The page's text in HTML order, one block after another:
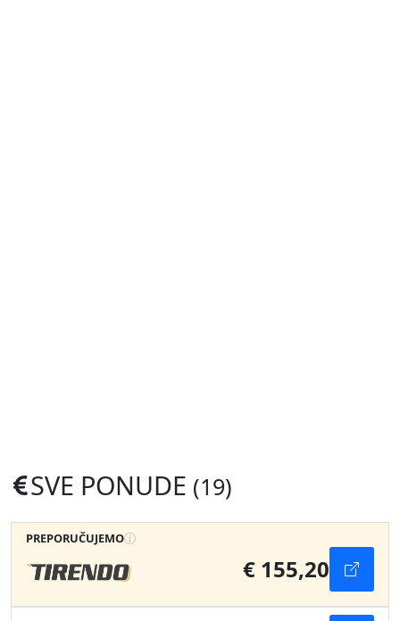
SVE PONUDE (19)
PREPORUČUJEMO
€ 155,20